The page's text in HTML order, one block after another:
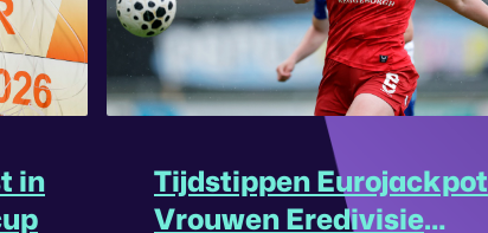
in
Tijdstippen Eurojackpot
Vrouwen Eredivisie